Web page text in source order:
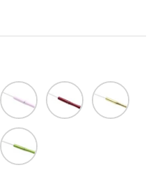
Rose poudréRouge sombre
Or
Olive